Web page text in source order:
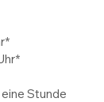
Stunde